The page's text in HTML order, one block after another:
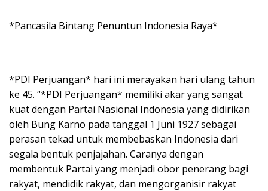
*Pancasila Bintang Penuntun Indonesia Raya*
*PDI Perjuangan* hari ini merayakan hari ulang tahun
ke 45. “*PDI Perjuangan* memiliki akar yang sangat
kuat dengan Partai Nasional Indonesia yang didirikan
oleh Bung Karno pada tanggal 1 Juni 1927 sebagai
perasan tekad untuk membebaskan Indonesia dari
segala bentuk penjajahan. Caranya dengan
membentuk Partai yang menjadi obor penerang bagi
rakyat, mendidik rakyat, dan mengorganisir rakyat